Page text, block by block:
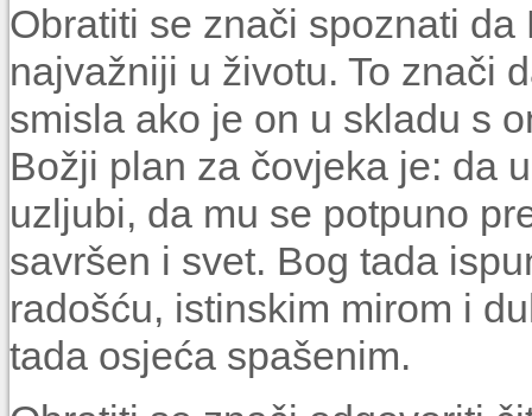
Obratiti se znači spoznati
najvažniji u životu. To znači
smisla ako je on u skladu s
Božji plan za čovjeka je: da
uzljubi, da mu se potpuno
savršen i svet. Bog tada
radošću, istinskim mirom i
tada osjeća spašenim.